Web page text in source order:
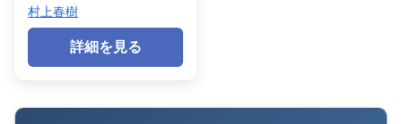
村上春樹
詳細を見る